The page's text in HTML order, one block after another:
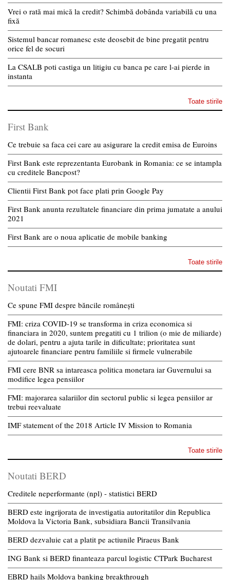
Vrei o rată mai mică la credit? Schimbă dobânda variabilă cu una
fixă
Sistemul bancar romanesc este deosebit de bine pregatit pentru
orice fel de socuri
La CSALB poti castiga un litigiu cu banca pe care l-ai pierde in
instanta
Toate stirile
First Bank
Ce trebuie sa faca cei care au asigurare la credit emisa de Euroins
First Bank este reprezentanta Eurobank in Romania: ce se intampla
cu creditele Bancpost?
Clientii First Bank pot face plati prin Google Pay
First Bank anunta rezultatele financiare din prima jumatate a anului
2021
First Bank are o noua aplicatie de mobile banking
Toate stirile
Noutati FMI
Ce spune FMI despre băncile românești
FMI: criza COVID-19 se transforma in criza economica si
financiara in 2020, suntem pregatiti cu 1 trilion (o mie de miliarde)
de dolari, pentru a ajuta tarile in dificultate; prioritatea sunt
ajutoarele financiare pentru familiile si firmele vulnerabile
FMI cere BNR sa intareasca politica monetara iar Guvernului sa
modifice legea pensiilor
FMI: majorarea salariilor din sectorul public si legea pensiilor ar
trebui reevaluate
IMF statement of the 2018 Article IV Mission to Romania
Toate stirile
Noutati BERD
Creditele neperformante (npl) - statistici BERD
BERD este ingrijorata de investigatia autoritatilor din Republica
Moldova la Victoria Bank, subsidiara Bancii Transilvania
BERD dezvaluie cat a platit pe actiunile Piraeus Bank
ING Bank si BERD finanteaza parcul logistic CTPark Bucharest
EBRD hails Moldova banking breakthrough